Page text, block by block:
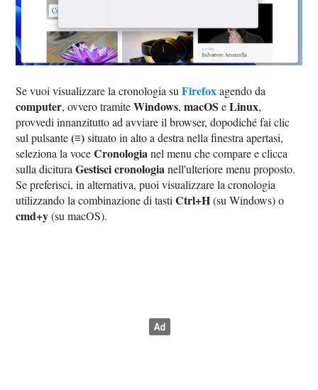
Se vuoi visualizzare la cronologia suFirefoxagendo da
computer, ovvero tramiteWindows,macOS eLinux,
provvedi innanzitutto ad avviare il browser, dopodiché fai clic
sul pulsante(≡)situato in alto a destra nella finestra apertasi,
seleziona la voceCronologianel menu che compare e clicca
sulla dicituraGestisci cronologianell'ulteriore menu proposto.
Se preferisci, in alternativa, puoi visualizzare la cronologia
utilizzando la combinazione di tastiCtrl+H(su Windows) o
cmd+y(su macOS).